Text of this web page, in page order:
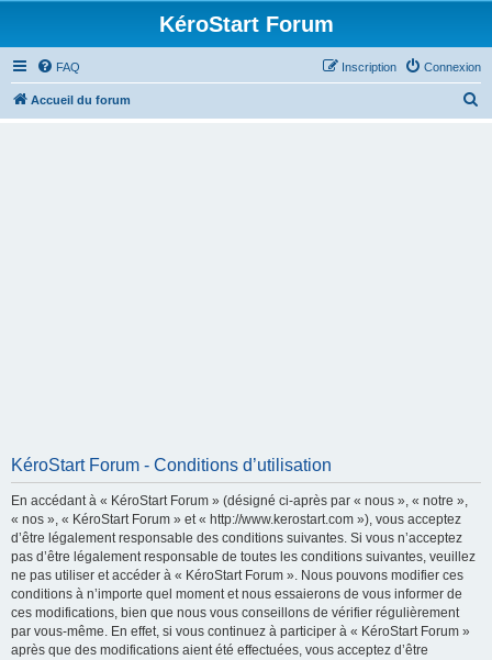
KéroStart Forum
FAQ Connexion
Inscription
Accueil du forum
KéroStart Forum - Conditions d’utilisation
En accédant à « KéroStart Forum » (désigné ci-après par « nous », « notre »,
« nos », « KéroStart Forum » et « http://www.kerostart.com »), vous acceptez
d’être légalement responsable des conditions suivantes. Si vous n’acceptez
pas d’être légalement responsable de toutes les conditions suivantes, veuillez
ne pas utiliser et accéder à « KéroStart Forum ». Nous pouvons modifier ces
conditions à n’importe quel moment et nous essaierons de vous informer de
ces modifications, bien que nous vous conseillons de vérifier régulièrement
par vous-même. En effet, si vous continuez à participer à « KéroStart Forum »
après que des modifications aient été effectuées, vous acceptez d’être